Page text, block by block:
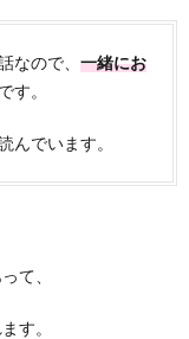
なので、 一緒にお
です。
んでいます。
て、
す。